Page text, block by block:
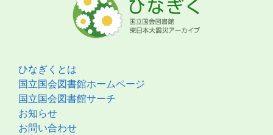
ひなぎくとは
国立国会図書館ホームページ
国立国会図書館サーチ
お知らせ
お問い合わせ